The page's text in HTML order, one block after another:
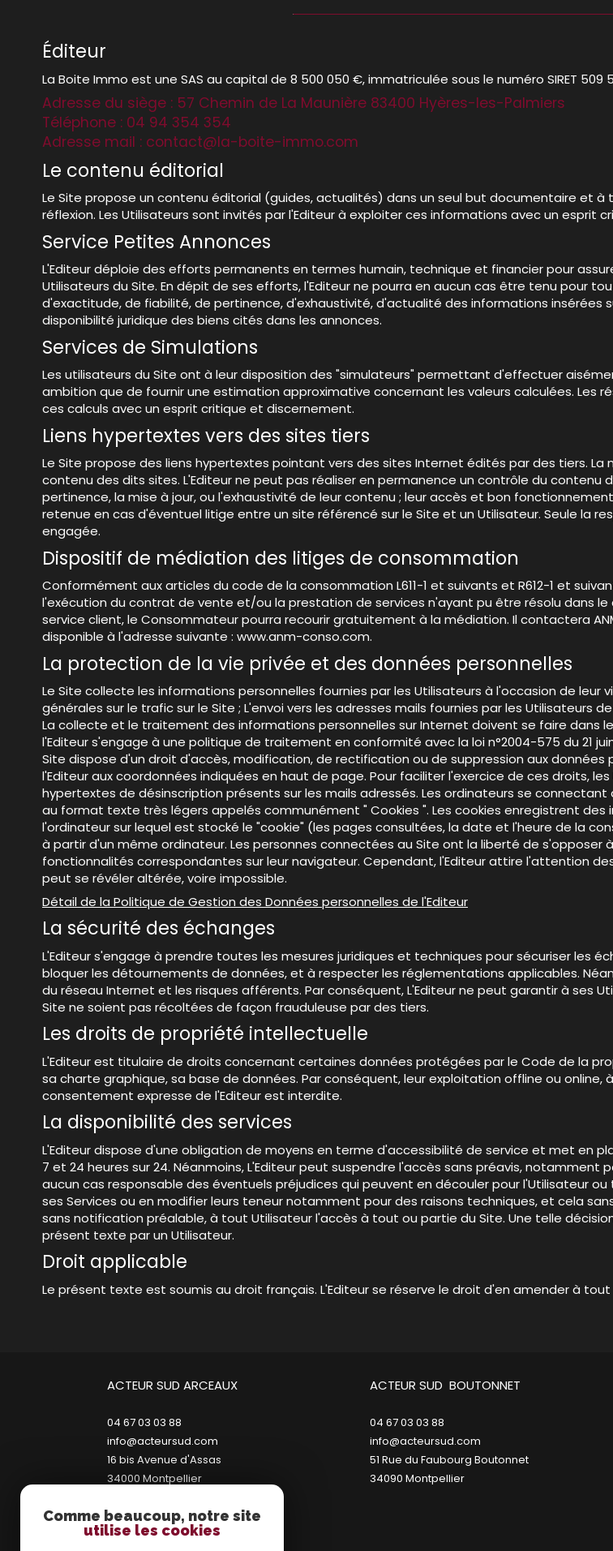
Éditeur
La Boite Immo est une SAS au capital de 8 500 050 €, immatriculée sous le numéro SIRET 509
Adresse du siège : 57 Chemin de La Maunière 83400 Hyères-les-Palmiers
Téléphone : 04 94 354 354
Adresse mail : contact@la-boite-immo.com
Le contenu éditorial
Le Site propose un contenu éditorial (guides, actualités) dans un seul but documentaire et
réflexion. Les Utilisateurs sont invités par l'Editeur à exploiter ces informations avec un esprit
Service Petites Annonces
L'Editeur déploie des efforts permanents en termes humain, technique et financier pour
Utilisateurs du Site. En dépit de ses efforts, l'Editeur ne pourra en aucun cas être tenu pour
d'exactitude, de fiabilité, de pertinence, d'exhaustivité, d'actualité des informations insérées
disponibilité juridique des biens cités dans les annonces.
Services de Simulations
Les utilisateurs du Site ont à leur disposition des "simulateurs" permettant d'effectuer
ambition que de fournir une estimation approximative concernant les valeurs calculées.
ces calculs avec un esprit critique et discernement.
Liens hypertextes vers des sites tiers
Le Site propose des liens hypertextes pointant vers des sites Internet édités par des tiers.
contenu des dits sites. L'Editeur ne peut pas réaliser en permanence un contrôle du
pertinence, la mise à jour, ou l'exhaustivité de leur contenu ; leur accès et bon
retenue en cas d'éventuel litige entre un site référencé sur le Site et un Utilisateur. Seule la
engagée.
Dispositif de médiation des litiges de consommation
Conformément aux articles du code de la consommation L611-1 et suivants et R612-1 et
l'exécution du contrat de vente et/ou la prestation de services n'ayant pu être résolu dans
service client, le Consommateur pourra recourir gratuitement à la médiation. Il contactera
disponible à l'adresse suivante : www.anm-conso.com.
La protection de la vie privée et des données personnelles
Le Site collecte les informations personnelles fournies par les Utilisateurs à l'occasion de
générales sur le trafic sur le Site ; L'envoi vers les adresses mails fournies par les Utilisateurs
La collecte et le traitement des informations personnelles sur Internet doivent se faire dans
l'Editeur s'engage à une politique de traitement en conformité avec la loi n°2004-575 du 21
Site dispose d'un droit d'accès, modification, de rectification ou de suppression aux
l'Editeur aux coordonnées indiquées en haut de page. Pour faciliter l'exercice de ces droits,
hypertextes de désinscription présents sur les mails adressés. Les ordinateurs se connectant
au format texte très légers appelés communément " Cookies ". Les cookies enregistrent
l'ordinateur sur lequel est stocké le "cookie" (les pages consultées, la date et l'heure de la
à partir d'un même ordinateur. Les personnes connectées au Site ont la liberté de s'opposer
fonctionnalités correspondantes sur leur navigateur. Cependant, l'Editeur attire l'attention
peut se révéler altérée, voire impossible.
Détail de la Politique de Gestion des Données personnelles de l'Editeur
La sécurité des échanges
L'Editeur s'engage à prendre toutes les mesures juridiques et techniques pour sécuriser les
bloquer les détournements de données, et à respecter les réglementations applicables.
du réseau Internet et les risques afférents. Par conséquent, L'Editeur ne peut garantir à ses
Site ne soient pas récoltées de façon frauduleuse par des tiers.
Les droits de propriété intellectuelle
L'Editeur est titulaire de droits concernant certaines données protégées par le Code de la
sa charte graphique, sa base de données. Par conséquent, leur exploitation offline ou
consentement expresse de l'Editeur est interdite.
La disponibilité des services
L'Editeur dispose d'une obligation de moyens en terme d'accessibilité de service et met en
7 et 24 heures sur 24. Néanmoins, L'Editeur peut suspendre l'accès sans préavis,
aucun cas responsable des éventuels préjudices qui peuvent en découler pour l'Utilisateur
ses Services ou en modifier leurs teneur notamment pour des raisons techniques, et cela
sans notification préalable, à tout Utilisateur l'accès à tout ou partie du Site. Une telle
présent texte par un Utilisateur.
Droit applicable
Le présent texte est soumis au droit français. L'Editeur se réserve le droit d'en amender à
ACTEUR SUD ARCEAUX
04 67 03 03 88
info@acteursud.com
16 bis Avenue d'Assas
34000
montpellier
ACTEUR SUD BOUTONNET
04 67 03 03 88
info@acteursud.com
51 Rue du Faubourg Boutonnet
34090
montpellier
Comme beaucoup, notre site
utilise les cookies